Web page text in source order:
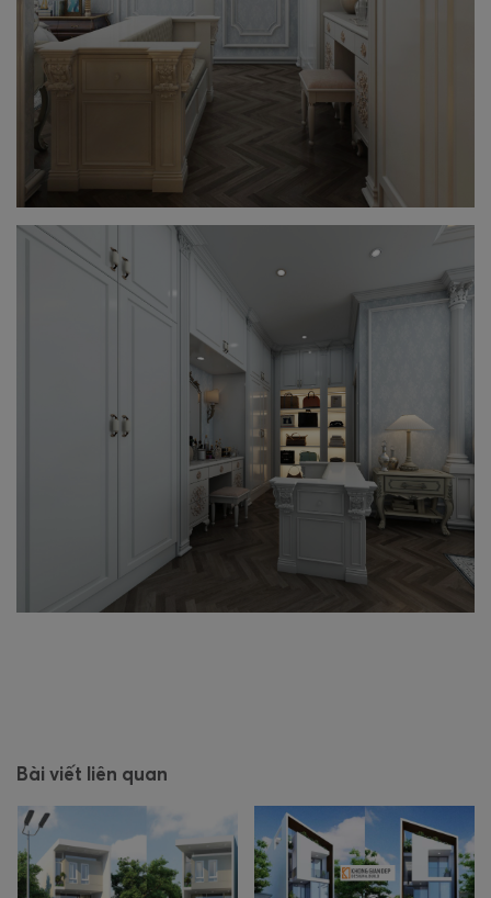
Bài viết liên quan